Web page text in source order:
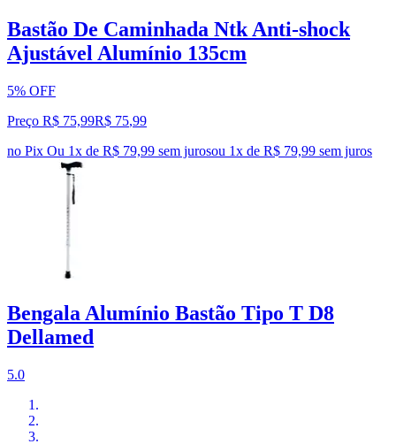
Bastão De Caminhada Ntk Anti-shock
Ajustável Alumínio 135cm
5% OFF
Preço R$ 75,99R$ 75,99
no Pix Ou 1x de R$ 79,99 sem jurosou 1x de R$ 79,99 sem juros
Bengala Alumínio Bastão Tipo T D8
Dellamed
5.0